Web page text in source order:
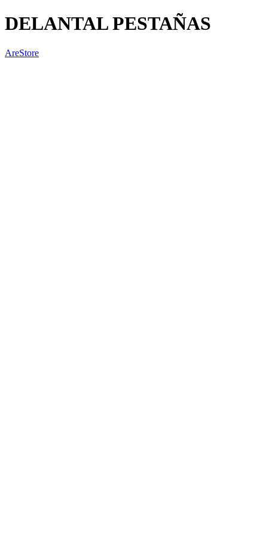
DELANTAL PESTAÑAS
AreStore